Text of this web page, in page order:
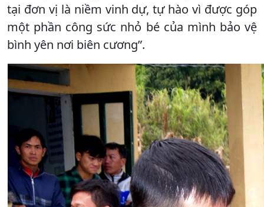
tại đơn vị là niềm vinh dự, tự hào vì được góp
một phần công sức nhỏ bé của mình bảo vệ
bình yên nơi biên cương”.